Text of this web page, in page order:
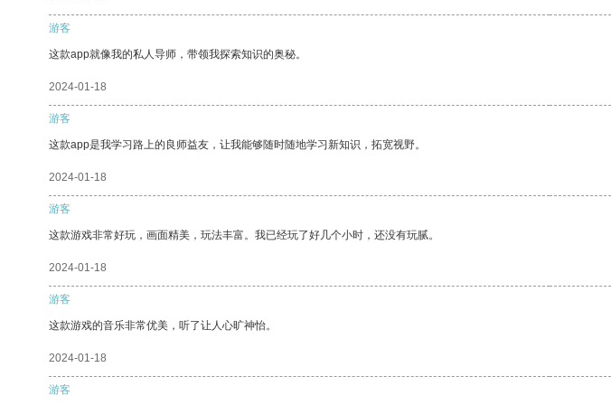
游客
这款app就像我的私人导师，带领我探索知识的奥秘。
2024-01-18
游客
这款app是我学习路上的良师益友，让我能够随时随地学习新知识，拓宽视野。
2024-01-18
游客
这款游戏非常好玩，画面精美，玩法丰富。我已经玩了好几个小时，还没有玩腻。
2024-01-18
游客
这款游戏的音乐非常优美，听了让人心旷神怡。
2024-01-18
游客